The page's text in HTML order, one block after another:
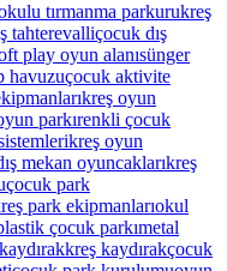
tırmanma parkurukreş
tahterevalliçocuk dış
play oyun alanısünger
havuzuçocuk aktivite
kreş oyun
parkırenkli çocuk
kreş oyun
mekan oyuncaklarıkreş
çocuk park
park ekipmanlarıokul
çocuk parkımetal
kreş kaydırakçocuk